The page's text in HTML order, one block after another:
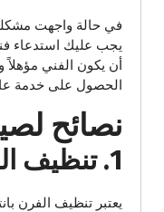
في حالة واجهت
يجب عليك استدعاء
أن يكون الفني
الحصول على خدمة
نصائح
1. تنظيف الفرن بانتظام
يعتبر تنظيف الفرن